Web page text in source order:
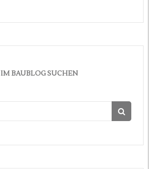
IM BAUBLOG SUCHEN